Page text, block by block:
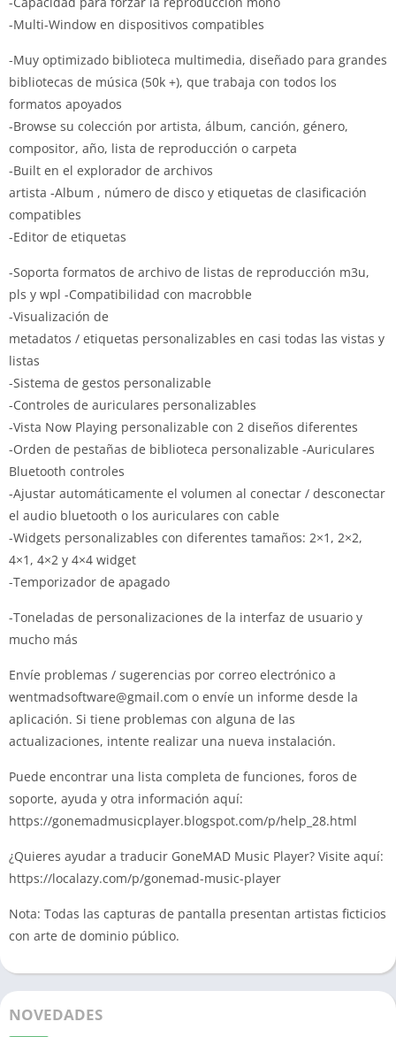
-Multi-Window en dispositivos compatibles
-Muy optimizado biblioteca multimedia, diseñado para grandes
bibliotecas de música (50k +), que trabaja con todos los
formatos apoyados
-Browse su colección por artista, álbum, canción, género,
compositor, año, lista de reproducción o carpeta
-Built en el explorador de archivos
artista -Album , número de disco y etiquetas de clasificación
compatibles
-Editor de etiquetas
-Soporta formatos de archivo de listas de reproducción m3u,
pls y wpl -Compatibilidad con macrobble
-Visualización de
metadatos / etiquetas personalizables en casi todas las vistas y
listas
-Sistema de gestos personalizable
-Controles de auriculares personalizables
-Vista Now Playing personalizable con 2 diseños diferentes
-Orden de pestañas de biblioteca personalizable -Auriculares
Bluetooth controles
-Ajustar automáticamente el volumen al conectar / desconectar
el audio bluetooth o los auriculares con cable
-Widgets personalizables con diferentes tamaños: 2×1, 2×2,
4×1, 4×2 y 4×4 widget
-Temporizador de apagado
-Toneladas de personalizaciones de la interfaz de usuario y
mucho más
Envíe problemas / sugerencias por correo electrónico a
wentmadsoftware@gmail.com o envíe un informe desde la
aplicación. Si tiene problemas con alguna de las
actualizaciones, intente realizar una nueva instalación.
Puede encontrar una lista completa de funciones, foros de
soporte, ayuda y otra información aquí:
https://gonemadmusicplayer.blogspot.com/p/help_28.html
¿Quieres ayudar a traducir GoneMAD Music Player? Visite aquí:
https://localazy.com/p/gonemad-music-player
Nota: Todas las capturas de pantalla presentan artistas ficticios
con arte de dominio público.
NOVEDADES